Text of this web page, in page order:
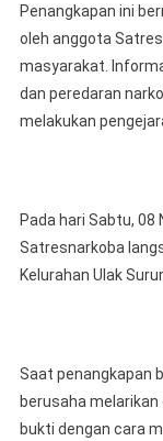
Penangkapan ini
oleh anggota
masyarakat.
dan peredaran
melakukan
Pada hari Sabtu, 08
Satresnarkoba
Kelurahan Ulak
Saat penangkapan
berusaha
bukti dengan cara